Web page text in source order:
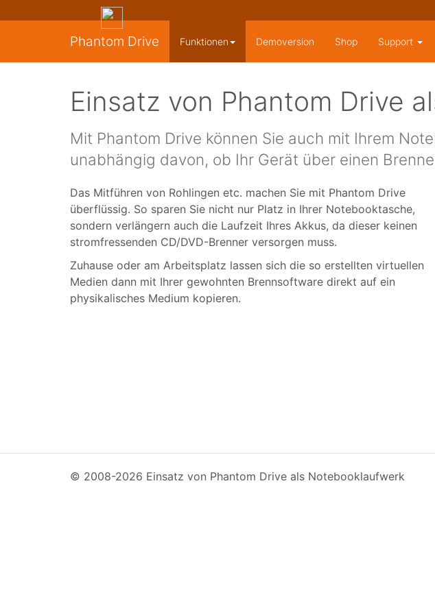
Phantom Drive Funktionen Demoversion Shop Support
Einsatz von Phantom Drive
Mit Phantom Drive können Sie auch mit Ihrem
unabhängig davon, ob Ihr Gerät über einen
Das Mitführen von Rohlingen etc. machen Sie mit Phantom Drive
überflüssig. So sparen Sie nicht nur Platz in Ihrer Notebooktasche,
sondern verlängern auch die Laufzeit Ihres Akkus, da dieser keinen
stromfressenden CD/DVD-Brenner versorgen muss.
Zuhause oder am Arbeitsplatz lassen sich die so erstellten virtuellen
Medien dann mit Ihrer gewohnten Brennsoftware direkt auf ein
physikalisches Medium kopieren.
© 2008-2026 Einsatz von Phantom Drive als Notebooklaufwerk